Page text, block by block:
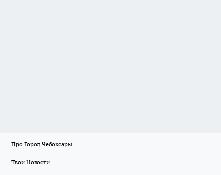
Про Город Чебоксары
Твои Новости